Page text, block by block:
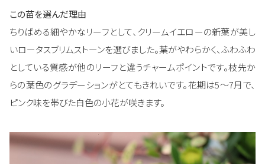
この苗を選んだ理由
ちりばめる細やかなリーフとして、クリームイエローの新葉が美し
いロータスブリムストーンを選びました。葉がやわらかく、ふわふわ
としている質感が他のリーフと違うチャームポイントです。枝先か
らの葉色のグラデーションがとてもきれいです。花期は5～7月で、
ピンク味を帯びた白色の小花が咲きます。